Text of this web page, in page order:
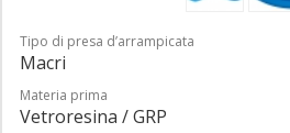
Tipo di presa d’arrampicata
Macri
Materia prima
Vetroresina / GRP